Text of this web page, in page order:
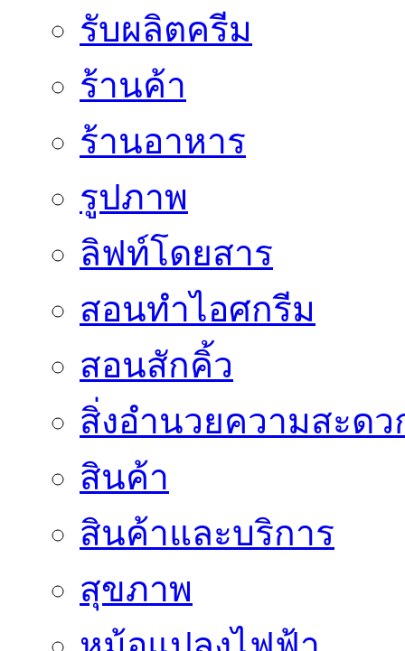
รับผลิตครีม
ร้านค้า
ร้านอาหาร
รูปภาพ
ลิฟท์โดยสาร
สอนทำไอศกรีม
สอนสักคิ้ว
สิ่งอำนวยความสะดว
สินค้า
สินค้าและบริการ
สุขภาพ